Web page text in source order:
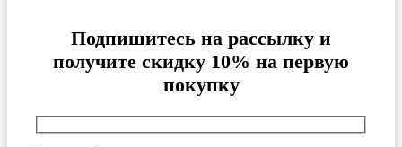
Подпишитесь на рассылку и
получите скидку 10% на первую
покупку